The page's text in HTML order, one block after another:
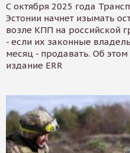
С октября 2025 года
Эстонии начнет изымать
возле КПП на российской
- если их законные
месяц - продавать. Об
издание ERR